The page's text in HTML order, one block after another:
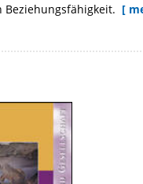
Beziehungsfähigkeit. [